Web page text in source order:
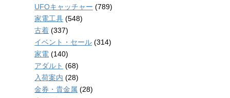
UFOキャッチャー (789)
家電工具 (548)
古着 (337)
イベント・セール (314)
家電 (140)
アダルト (68)
入荷案内 (28)
金券・貴金属 (28)